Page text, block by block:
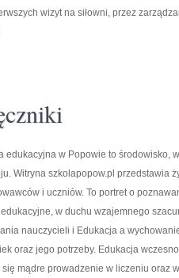
wizyt na siłowni, przez
edukacyjna w Popowie to środowisko,
Witryna szkolapopow.pl przedstawia
i uczniów. To portret o
w duchu wzajemnego
nauczycieli i Edukacja a
oraz jego potrzeby. Edukacja
mądre prowadzenie w liczeniu oraz